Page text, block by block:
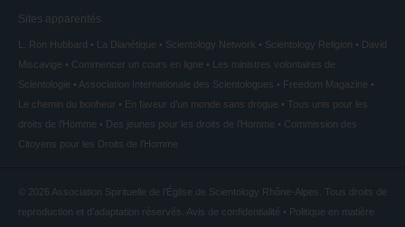
Sites apparentés
L. Ron Hubbard La Dianétique Scientology Network Scientology Religion
David
Miscavige
Commencer un cours en ligne
Les ministres volontaires de
Scientologie
Association Internationale des Scientologues
Freedom Magazine
Le chemin du bonheur
En faveur d’un monde sans drogue
Tous unis pour les
droits de l’Homme
Des jeunes pour les droits de l’Homme
Commission des
Citoyens pour les Droits de l’Homme
© 2026 Association Spirituelle de l’Église de Scientology Rhône-Alpes. Tous droits de
reproduction et d’adaptation réservés. Avis de confidentialité • Politique en matière